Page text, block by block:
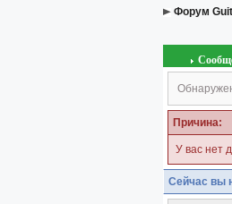
Форум
Причина:
У вас нет
Сейчас вы